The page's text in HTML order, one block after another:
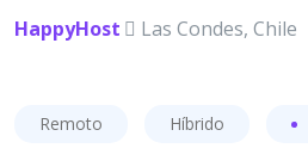
HappyHost Las Condes, Chile
Remoto Híbrido